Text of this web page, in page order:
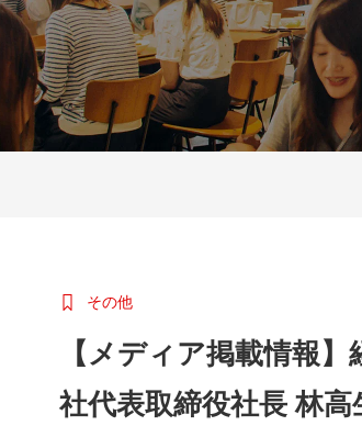
その他
【メディア掲載情報
社代表取締役社長 林